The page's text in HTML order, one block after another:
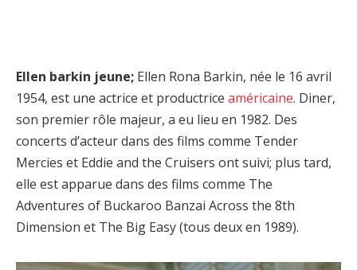
Ellen barkin jeune; Ellen Rona Barkin, née le 16 avril
1954, est une actrice et productrice américaine. Diner,
son premier rôle majeur, a eu lieu en 1982. Des
concerts d’acteur dans des films comme Tender
Mercies et Eddie and the Cruisers ont suivi; plus tard,
elle est apparue dans des films comme The
Adventures of Buckaroo Banzai Across the 8th
Dimension et The Big Easy (tous deux en 1989).